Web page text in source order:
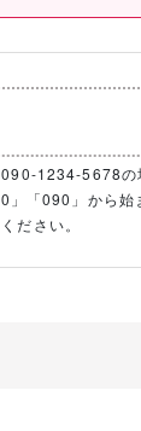
1234-5678
「090」から始
ださい。